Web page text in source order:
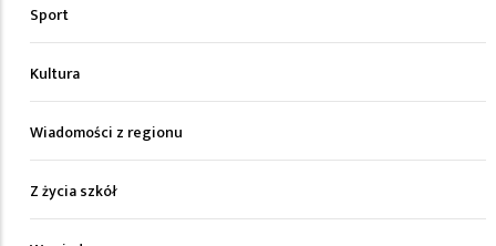
Sport
Kultura
Wiadomości z regionu
Z życia szkół